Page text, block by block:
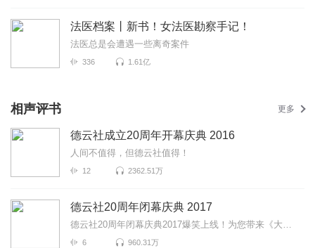
法医档案丨新书！女法医勘察手记！
法医总是会遭遇一些离奇案件
336 1.61亿
相声评书 更多
德云社成立20周年开幕庆典 2016
人间不值得，但德云社值得！
12 2362.51万
德云社20周年闭幕庆典 2017
德云社20周年闭幕庆典2017爆笑上线！为您带来《大上寿》《爱情传奇》《学满语》等高能相声！各种爆笑包...
6 960.31万